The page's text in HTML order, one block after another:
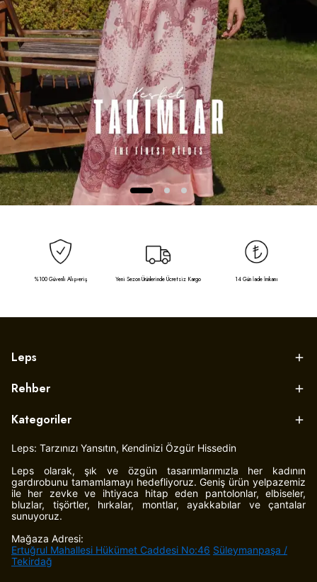
%100 Güvenli Alışveriş Yeni Sezon Ürünlerinde Ücretsiz Kargo 14 Gün İade İmkanı
Leps
Rehber
Kategoriler
Leps: Tarzınızı Yansıtın, Kendinizi Özgür Hissedin
Leps olarak, şık ve özgün tasarımlarımızla her kadının
gardırobunu tamamlamayı hedefliyoruz. Geniş ürün yelpazemiz
ile her zevke ve ihtiyaca hitap eden pantolonlar, elbiseler,
bluzlar, tişörtler, hırkalar, montlar, ayakkabılar ve çantalar
sunuyoruz.
Mağaza Adresi:
Ertuğrul Mahallesi Hükümet Caddesi No:46 Süleymanpaşa /
Tekirdağ